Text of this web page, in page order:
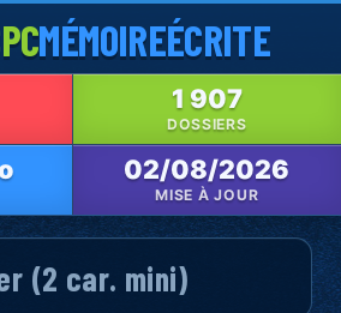
MÉMOIREÉCRITE
1 907
DOSSIERS
02/08/2026
MISE À JOUR